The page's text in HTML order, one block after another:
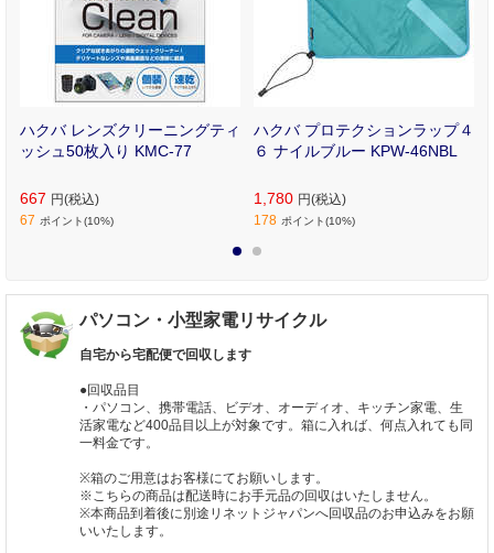
ハクバ レンズクリーニングティ
ッシュ50枚入り KMC-77
667 円(税込)
67 ポイント(10%)
ハクバ プロテクションラップ４
６ ナイルブルー KPW-46NBL
1,780 円(税込)
178 ポイント(10%)
パソコン・小型家電リサイクル
自宅から宅配便で回収します
●回収品目
・パソコン、携帯電話、ビデオ、オーディオ、キッチン家電、生
活家電など400品目以上が対象です。箱に入れば、何点入れても同
一料金です。
※箱のご用意はお客様にてお願いします。
※こちらの商品は配送時にお手元品の回収はいたしません。
※本商品到着後に別途リネットジャパンへ回収品のお申込みをお願
いいたします。